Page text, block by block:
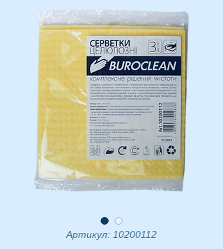
Артикул: 10200112